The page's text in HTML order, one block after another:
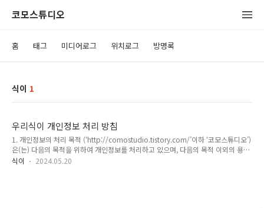
코모스튜디오
홈 태그 미디어로그 위치로그 방명록
식이 1
우리식이 개인정보 처리 방침
1. 개인정보의 처리 목적 (‘http://comostudio.tistory.com/’이하 ‘코모스튜디오’)
은(는) 다음의 목적을 위하여 개인정보를 처리하고 있으며, 다음의 목적 이외의 용도
로는 이용하지 않습니다.- 알림 시 전화 수신 및 통화 중인지 여부를 알기 위함.2. 정
식이 2024.05.20